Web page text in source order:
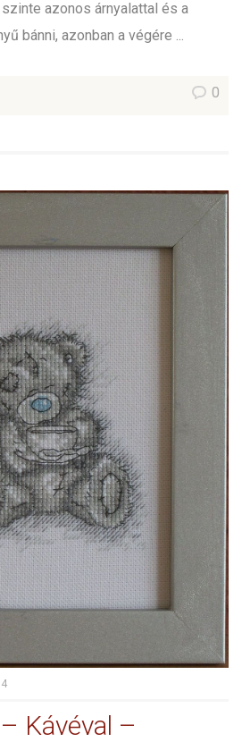
azonos árnyalattal és a
bánni, azonban a végére ...
0
Kávéval –